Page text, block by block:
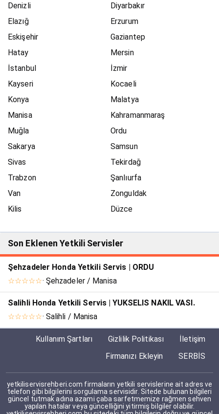
Denizli
Diyarbakır
Elazığ
Erzurum
Eskişehir
Gaziantep
Hatay
Mersin
İstanbul
İzmir
Kayseri
Kocaeli
Konya
Malatya
Manisa
Kahramanmaraş
Muğla
Ordu
Sakarya
Samsun
Sivas
Tekirdağ
Trabzon
Şanlıurfa
Van
Zonguldak
Kilis
Düzce
Son Eklenen Yetkili Servisler
Şehzadeler Honda Yetkili Servis | ORDU
☆☆☆☆☆· Şehzadeler / Manisa
Salihli Honda Yetkili Servis | YUKSELIS NAKIL VASI.
☆☆☆☆☆· Salihli / Manisa
Kullanım Şartları Gizlilik Politikası
İletişim
Firmanızı Ekleyin
SERBİS
yetkiliservisrehberi.com firmaların yetkili servislerine ait adres ve
telefon gibi bilgilerini sorgulama servisidir. Sitede bulunan bilgileri
güncel tutmak adına azami çaba sarfetmemize rağmen sehven
yapılan hatalar veya güncelliğini yitirmiş bilgiler olabilir.